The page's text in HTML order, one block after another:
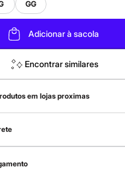
GG
Adicionar à sacola
Encontrar similares
em lojas proximas